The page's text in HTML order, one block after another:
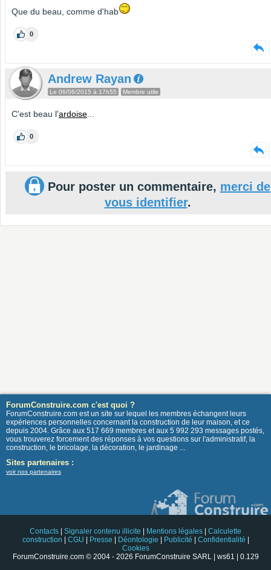
Que du beau, comme d'hab
0
Andrew Rayan
Le 06/06/2015 à 17h55 Membre utile
C'est beau l'ardoise
0
Pour poster un commentaire, merci de
vous identifier.
ForumConstruire.com c'est quoi ?
ForumConstruire.com est un site sur lequel les membres échangent leurs
expériences personnelles concernant la construction de leur maison, et ce
depuis 2004. Grâce aux 517 669 membres et aux 5 992 293 messages postés,
vous trouverez forcement des réponses à vos questions sur l'administratif, la
construction, le bricolage, la décoration, le jardinage ...
Sites partenaires :
voir nos partenaires
Contacts Signaler contenu illicite Mentions légales
Calculette
construction
CGU Presse Déontologie Publicité Confidentialité
Cookies
ForumConstruire.com © 2004 - 2026 ForumConstruire SARL | ws61 | 0.129